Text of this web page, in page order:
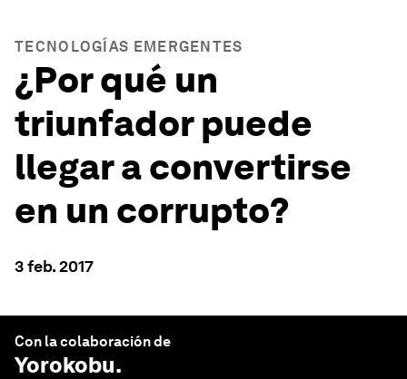
TECNOLOGÍAS EMERGENTES
¿Por qué un
triunfador puede
llegar a convertirse
en un corrupto?
3 feb. 2017
Con la colaboración de
Yorokobu.